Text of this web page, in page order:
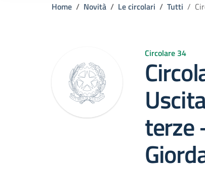
Home Novità Le circolari Tutti
Circolare 34
terze